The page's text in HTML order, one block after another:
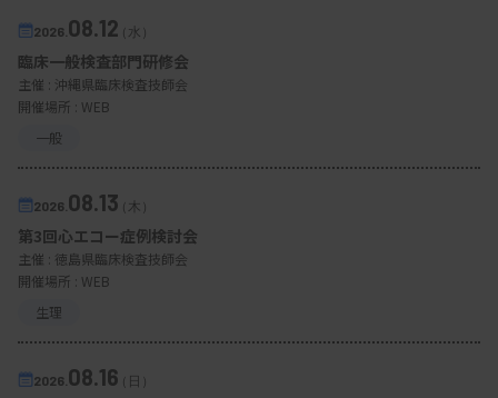
2026. 08.12（水）
臨床一般検査部門研修会
主催 : 沖縄県臨床検査技師会
開催場所 : WEB
一般
2026. 08.13（木）
第3回心エコー症例検討会
主催 : 徳島県臨床検査技師会
開催場所 : WEB
生理
2026. 08.16（日）